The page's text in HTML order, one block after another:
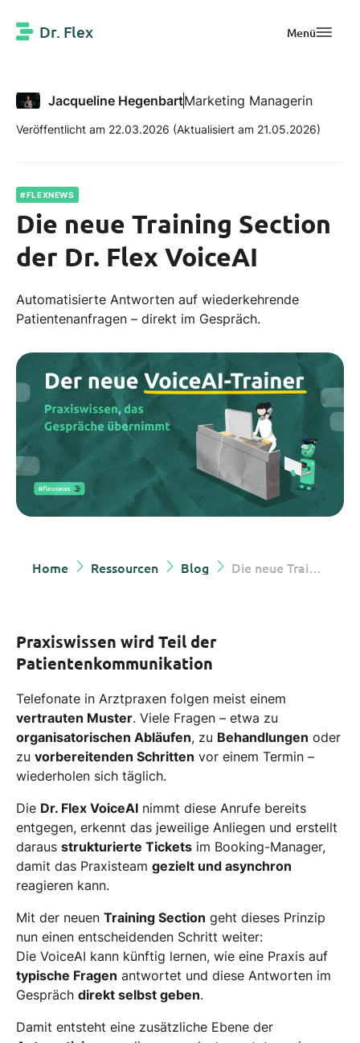
Dr. Flex Menü
Jacqueline HegenbartMarketing Managerin
Veröffentlicht am 22.03.2026 (Aktualisiert am 21.05.2026)
#FLEXNEWS
Die neue Training Section
der Dr. Flex VoiceAI
Automatisierte Antworten auf wiederkehrende
Patientenanfragen – direkt im Gespräch.
Home Ressourcen Blog Die neue Training Section der Dr. Flex VoiceAI
Praxiswissen wird Teil der
Patientenkommunikation
Telefonate in Arztpraxen folgen meist einem
vertrauten Muster. Viele Fragen – etwa zu
organisatorischen Abläufen, zu Behandlungen oder
zu vorbereitenden Schritten vor einem Termin –
wiederholen sich täglich.
Die Dr. Flex VoiceAI nimmt diese Anrufe bereits
entgegen, erkennt das jeweilige Anliegen und erstellt
daraus strukturierte Tickets im Booking-Manager,
damit das Praxisteam gezielt und asynchron
reagieren kann.
Mit der neuen Training Section geht dieses Prinzip
nun einen entscheidenden Schritt weiter:
Die VoiceAI kann künftig lernen, wie eine Praxis auf
typische Fragen antwortet und diese Antworten im
Gespräch direkt selbst geben.
Damit entsteht eine zusätzliche Ebene der